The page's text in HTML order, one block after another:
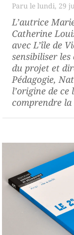
lundi, 29
L’autrice
Catherine
avec L’île de
sensibiliser
du projet et
Pédagogie,
l’origine de
comprendre la